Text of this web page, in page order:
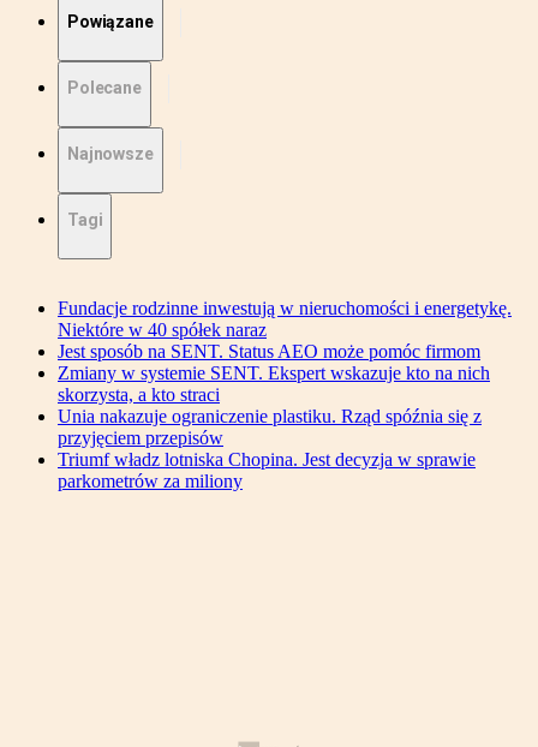
Powiązane
Polecane
Najnowsze
Tagi
Fundacje rodzinne inwestują w nieruchomości i energetykę.
Niektóre w 40 spółek naraz
Jest sposób na SENT. Status AEO może pomóc firmom
Zmiany w systemie SENT. Ekspert wskazuje kto na nich
skorzysta, a kto straci
Unia nakazuje ograniczenie plastiku. Rząd spóźnia się z
przyjęciem przepisów
Triumf władz lotniska Chopina. Jest decyzja w sprawie
parkometrów za miliony